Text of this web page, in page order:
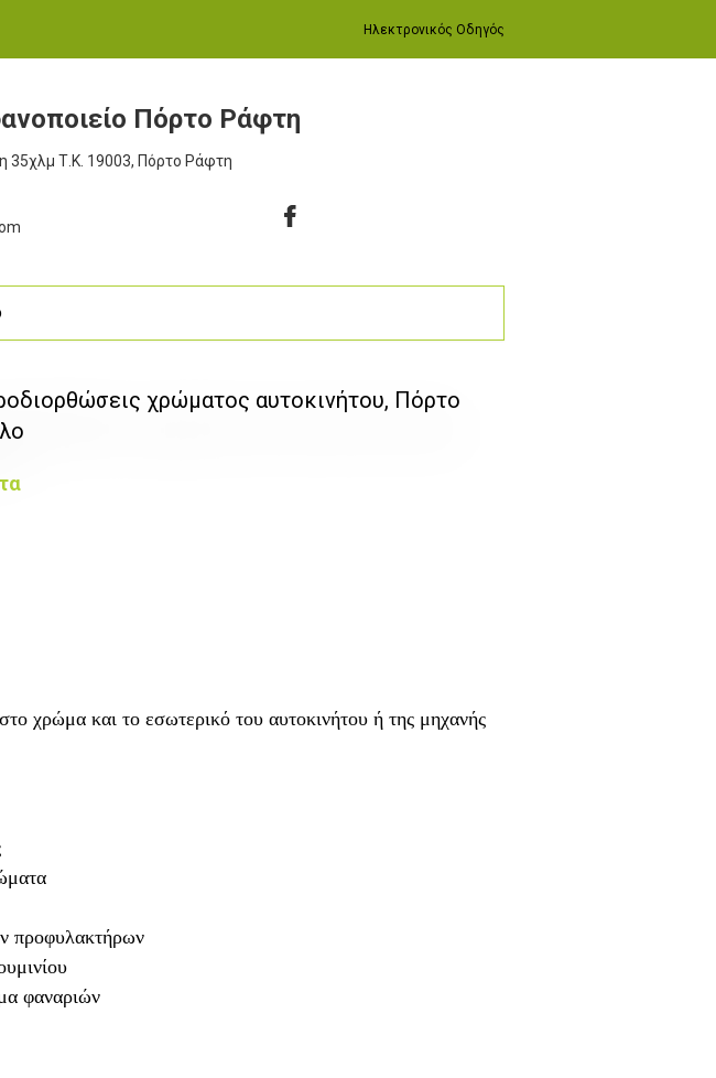
Ηλεκτρονικός Οδηγός
Πόρτο Ράφτη
35χλμ Τ.Κ. 19003, Πόρτο Ράφτη
χρώματος αυτοκινήτου, Πόρτο
χρώμα και το εσωτερικό του αυτοκινήτου ή της μηχανής
προφυλακτήρων
φαναριών